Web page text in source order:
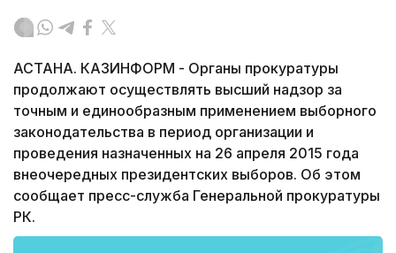
АСТАНА. КАЗИНФОРМ - Органы прокуратуры
продолжают осуществлять высший надзор за
точным и единообразным применением выборного
законодательства в период организации и
проведения назначенных на 26 апреля 2015 года
внеочередных президентских выборов. Об этом
сообщает пресс-служба Генеральной прокуратуры
РК.